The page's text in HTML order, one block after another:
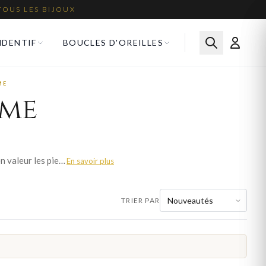
LES BIJOUX
BOUCLES D'OREILLES
L'or blanc, allié au rhodium, offre un éclat argenté d'une grande élégance. Il met particulièrement en valeur les pierres précieuses et confère un style moderne et raffiné. Nos bagues en or blanc femme sont travaillés avec le savoir-faire de la joaillerie française. Découvrez plus de 2788 modèles et trouvez le bijou qui correspond à votre style. Livraison offerte en France métropolitaine.En savoir plus
TRIER PAR